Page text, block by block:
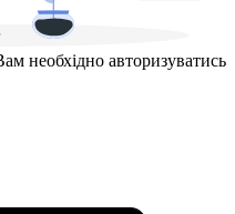
необхідно авторизуватись